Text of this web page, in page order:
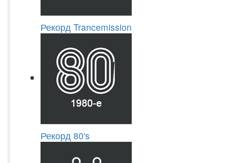
Рекорд Trancemission
Рекорд 80's